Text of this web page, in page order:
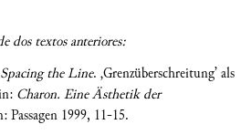
dos textos anteriores:
Spacing the Line. ‚Grenzüberschreitung’ als
Charon. Eine Ästhetik der
Passagen 1999, 11-15.